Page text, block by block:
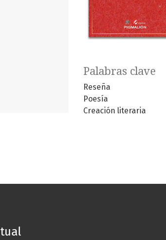
Palabras clave
Reseña
Poesía
Creación literaria